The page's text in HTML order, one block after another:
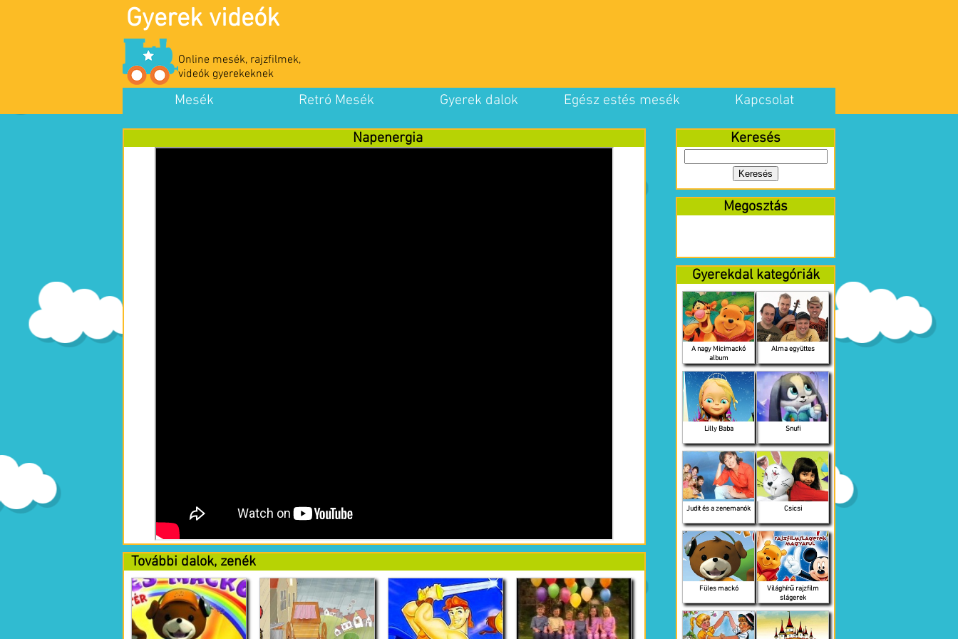
Gyerek videók
Online mesék, rajzfilmek,
videók gyerekeknek
Mesék Retró Mesék Gyerek dalok Egész estés mesék Kapcsolat
Napenergia
További dalok, zenék
Keresés
Megosztás
Gyerekdal kategóriák
A nagy Micimackó
album
Alma együttes
Lilly Baba Snufi
Judit és a zenemanók Csicsi
Füles mackó
Világhírű rajzfilm
slágerek